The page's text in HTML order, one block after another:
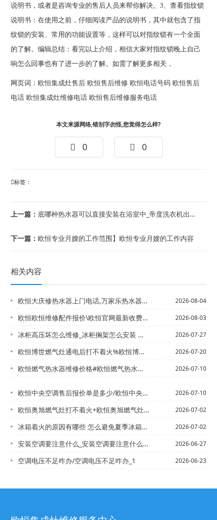
说明书，或者是咨询专业的售后人员来帮你解决。3、查看指纹锁
说明书：在使用之前，仔细阅读产品的说明书，其中就包含了指
纹锁的安装、常用的功能设置等，这样可以对指纹锁有一个全面
的了解。编辑总结：看完以上介绍，相信大家对指纹锁晚上自己
响怎么回事也有了进一步的了解。如需了解更多相关，
网页词： 欧恒集成灶售后 欧恒售后维修 欧恒电话号码 欧恒售后
电话 欧恒集成灶维修电话 欧恒售后维修服务电话
本文来源网络,错别字勿怪,您觉得怎么样?
0 0
标签：
上一篇： 底哪种热水器可以直接安装在浴室中_帝度洗衣机出现E12故障代码的原因_帝度洗衣机...
下一篇：欧恒专业月嫂的工作范围】欧恒专业月嫂的工作内容
相关内容
欧恒大庆修热水器上门电话,万家乐热水器怎么样@欧恒大燃气灶打不着火 2026-08-04
欧恒欧恒维修配件报价\欧恒官网最新收费标准 2026-08-03
冰柜高压坏怎么维修_冰柜搁架怎么安装 冰柜搁架安装方法介绍 2026-07-27
欧恒博世燃气灶通电后打不着火%欧恒博世燃气灶有气打不着火 2026-07-20
欧恒燃气热水器维修价格#欧恒燃气热水器维修价格表最新标准 2026-07-10
欧恒中央空调售后报价单是多少/欧恒中央空调售后报价单是多少钱2027最新标准 2026-07-10
欧恒奥旭燃气灶打不着火+欧恒奥旭燃气灶打不着火盖板拆不掉 2026-07-02
冰箱着火的原因有哪些 怎么避免夏季冰箱着火- 2026-07-02
安装空调要注意什么_安装空调要注意什么_1 2026-06-27
空调电压不足咋办/空调电压不足咋办_1 2026-06-23